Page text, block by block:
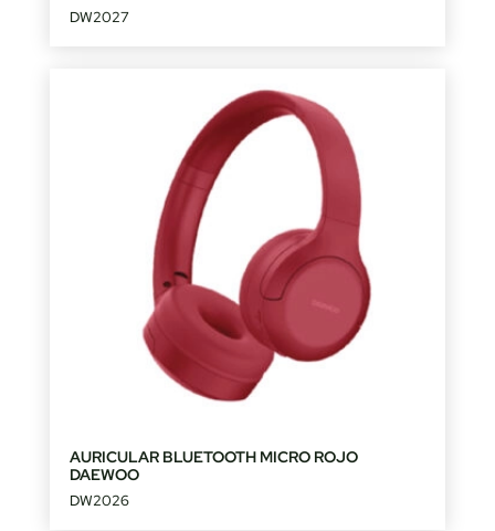
DW2027
AURICULAR BLUETOOTH MICRO ROJO
DAEWOO
DW2026